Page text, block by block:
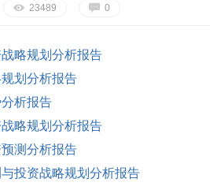
E 23489 G 0
略规划分析报告
划分析报告
析报告
略规划分析报告
测分析报告
投资战略规划分析报告